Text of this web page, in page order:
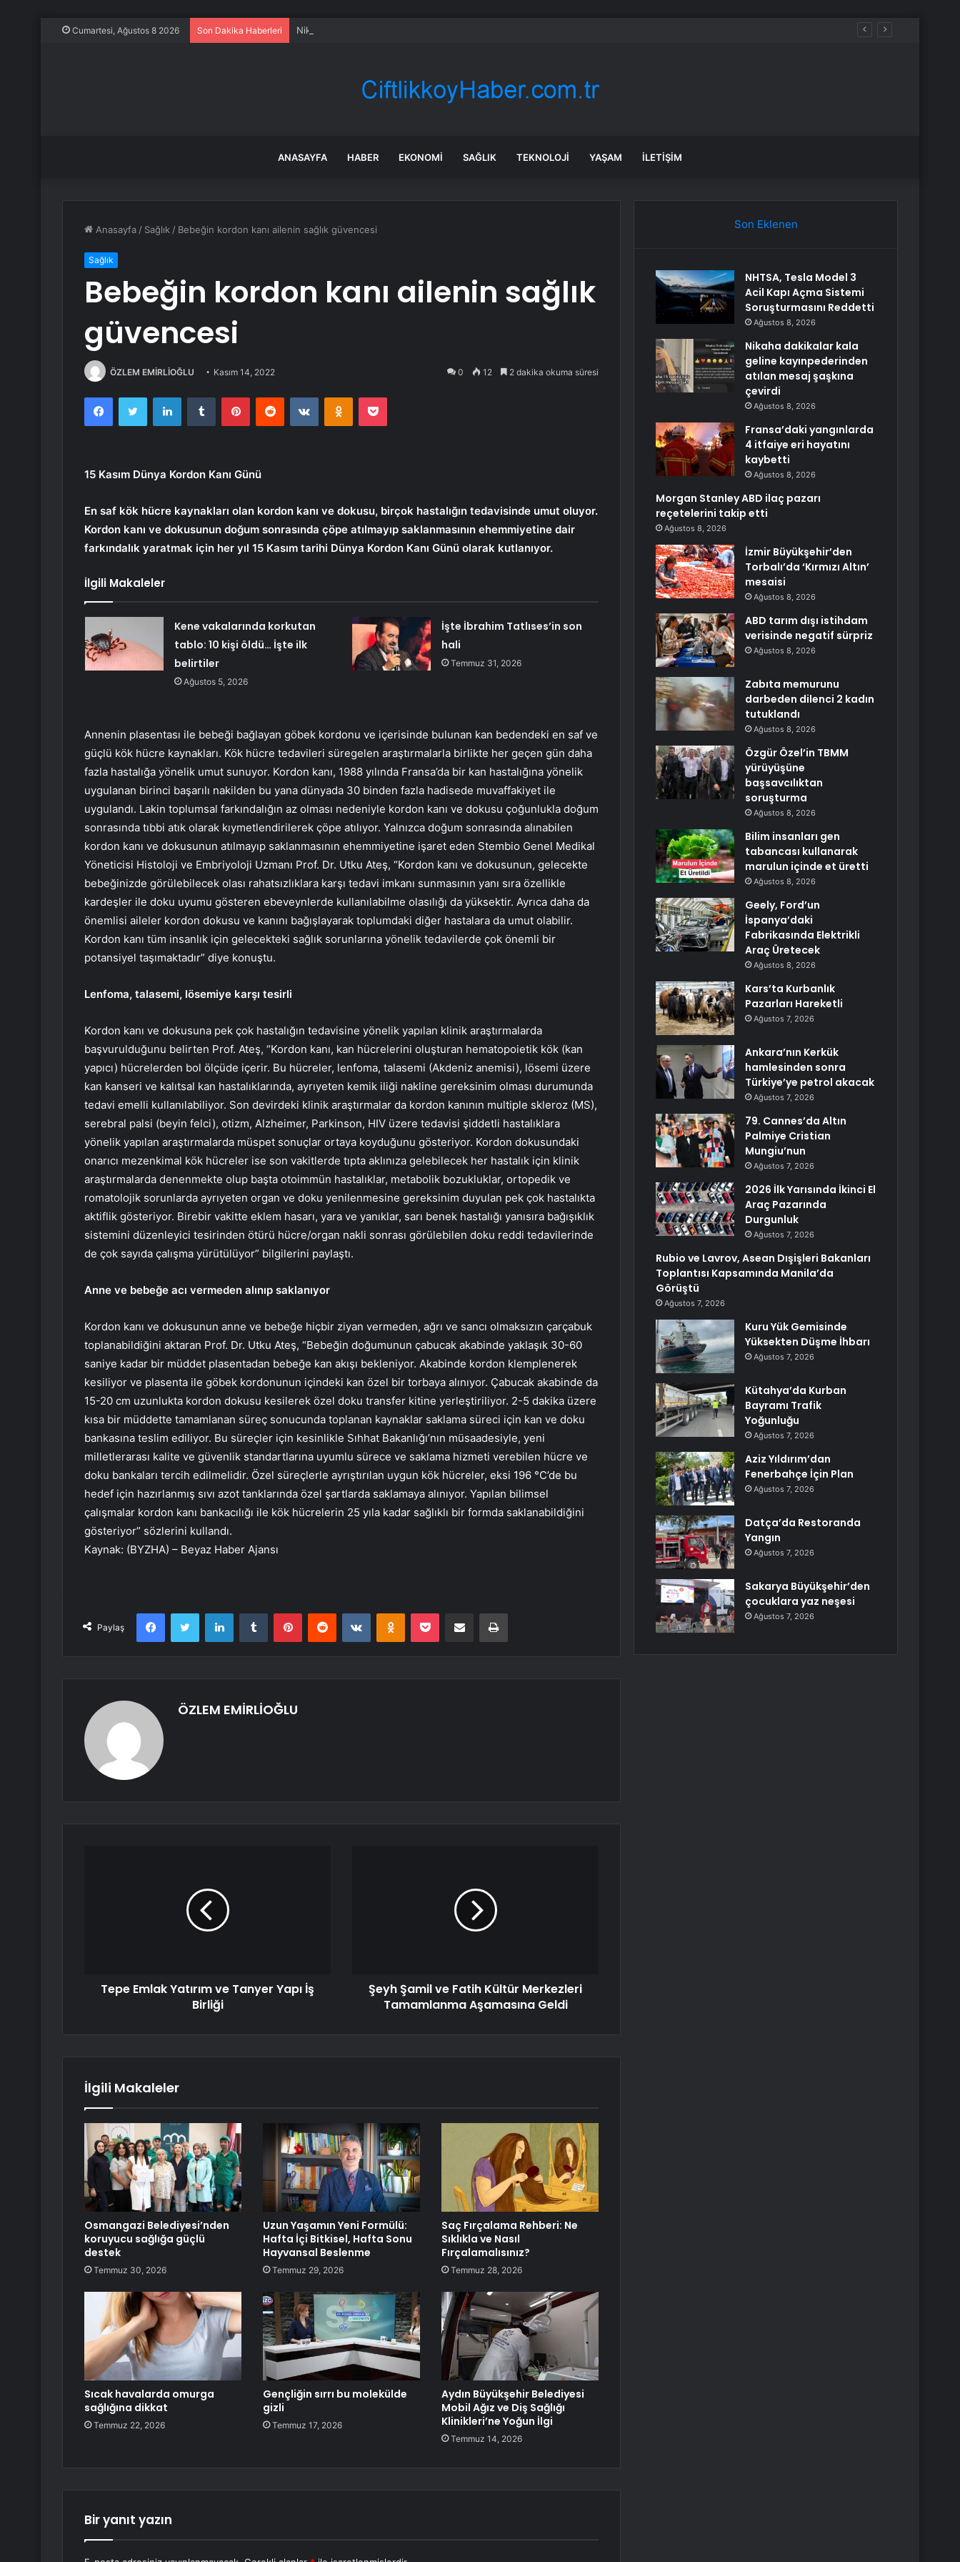
Cumartesi, Ağustos 8 2026 Son Dakika Haberleri Nikaha dakikalar kala geline kayınpederinden atılan mesaj şaşkına çevirdi
ANASAYFA HABER EKONOMI SAĞLIK TEKNOLOJI YAŞAM İLETIŞIM
Anasayfa / Sağlık / Bebeğin kordon kanı ailenin sağlık güvencesi
Sağlık
Bebeğin kordon kanı ailenin sağlık
güvencesi
ÖZLEM EMİRLİOĞLU Kasım 14, 2022 0 12 2 dakika okuma süresi
FacebookTwitter LinkedInTumblr PinterestReddit VKontakteOdnoklassniki
Pocket
15 Kasım Dünya Kordon Kanı Günü
En saf kök hücre kaynakları olan kordon kanı ve dokusu, birçok hastalığın tedavisinde umut oluyor.
Kordon kanı ve dokusunun doğum sonrasında çöpe atılmayıp saklanmasının ehemmiyetine dair
farkındalık yaratmak için her yıl 15 Kasım tarihi Dünya Kordon Kanı Günü olarak kutlanıyor.
İlgili Makaleler
Kene vakalarında korkutan
tablo: 10 kişi öldü… İşte ilk
belirtiler
Ağustos 5, 2026
İşte İbrahim Tatlıses’in son
hali
Temmuz 31, 2026
Annenin plasentası ile bebeği bağlayan göbek kordonu ve içerisinde bulunan kan bedendeki en saf ve
güçlü kök hücre kaynakları. Kök hücre tedavileri süregelen araştırmalarla birlikte her geçen gün daha
fazla hastalığa yönelik umut sunuyor. Kordon kanı, 1988 yılında Fransa’da bir kan hastalığına yönelik
uygulanan birinci başarılı nakilden bu yana dünyada 30 binden fazla hadisede muvaffakiyet ile
uygulandı. Lakin toplumsal farkındalığın az olması nedeniyle kordon kanı ve dokusu çoğunlukla doğum
sonrasında tıbbi atık olarak kıymetlendirilerek çöpe atılıyor. Yalnızca doğum sonrasında alınabilen
kordon kanı ve dokusunun atılmayıp saklanmasının ehemmiyetine işaret eden Stembio Genel Medikal
Yöneticisi Histoloji ve Embriyoloji Uzmanı Prof. Dr. Utku Ateş, “Kordon kanı ve dokusunun, gelecekte
bebeğinizde görülebilecek olası rahatsızlıklara karşı tedavi imkanı sunmasının yanı sıra özellikle
kardeşler ile doku uyumu gösteren ebeveynlerde kullanılabilme olasılığı da yüksektir. Ayrıca daha da
önemlisi aileler kordon dokusu ve kanını bağışlayarak toplumdaki diğer hastalara da umut olabilir.
Kordon kanı tüm insanlık için gelecekteki sağlık sorunlarına yönelik tedavilerde çok önemli bir
potansiyel taşımaktadır” diye konuştu.
Lenfoma, talasemi, lösemiye karşı tesirli
Kordon kanı ve dokusuna pek çok hastalığın tedavisine yönelik yapılan klinik araştırmalarda
başvurulduğunu belirten Prof. Ateş, “Kordon kanı, kan hücrelerini oluşturan hematopoietik kök (kan
yapıcı) hücrelerden bol ölçüde içerir. Bu hücreler, lenfoma, talasemi (Akdeniz anemisi), lösemi üzere
kan kanseri ve kalıtsal kan hastalıklarında, ayrıyeten kemik iliği nakline gereksinim olması durumunda
tedavi emelli kullanılabiliyor. Son devirdeki klinik araştırmalar da kordon kanının multiple skleroz (MS),
serebral palsi (beyin felci), otizm, Alzheimer, Parkinson, HIV üzere tedavisi şiddetli hastalıklara
yönelik yapılan araştırmalarda müspet sonuçlar ortaya koyduğunu gösteriyor. Kordon dokusundaki
onarıcı mezenkimal kök hücreler ise son vakitlerde tıpta aklınıza gelebilecek her hastalık için klinik
araştırmalarda denenmekte olup başta otoimmün hastalıklar, metabolik bozukluklar, ortopedik ve
romatolojik sorunlarda ayrıyeten organ ve doku yenilenmesine gereksinim duyulan pek çok hastalıkta
aktiflik gösteriyor. Birebir vakitte eklem hasarı, yara ve yanıklar, sarı benek hastalığı yanısıra bağışıklık
sistemini düzenleyici tesirinden ötürü hücre/organ nakli sonrası görülebilen doku reddi tedavilerinde
de çok sayıda çalışma yürütülüyor” bilgilerini paylaştı.
Anne ve bebeğe acı vermeden alınıp saklanıyor
Kordon kanı ve dokusunun anne ve bebeğe hiçbir ziyan vermeden, ağrı ve sancı olmaksızın çarçabuk
toplanabildiğini aktaran Prof. Dr. Utku Ateş, “Bebeğin doğumunun çabucak akabinde yaklaşık 30-60
saniye kadar bir müddet plasentadan bebeğe kan akışı bekleniyor. Akabinde kordon klemplenerek
kesiliyor ve plasenta ile göbek kordonunun içindeki kan özel bir torbaya alınıyor. Çabucak akabinde da
15-20 cm uzunlukta kordon dokusu kesilerek özel doku transfer kitine yerleştiriliyor. 2-5 dakika üzere
kısa bir müddette tamamlanan süreç sonucunda toplanan kaynaklar saklama süreci için kan ve doku
bankasına teslim ediliyor. Bu süreçler için kesinlikle Sıhhat Bakanlığı’nın müsaadesiyle, yeni
milletlerarası kalite ve güvenlik standartlarına uyumlu sürece ve saklama hizmeti verebilen hücre ve
doku bankaları tercih edilmelidir. Özel süreçlerle ayrıştırılan uygun kök hücreler, eksi 196 °C’de bu
hedef için hazırlanmış sıvı azot tanklarında özel şartlarda saklamaya alınıyor. Yapılan bilimsel
çalışmalar kordon kanı bankacılığı ile kök hücrelerin 25 yıla kadar sağlıklı bir formda saklanabildiğini
gösteriyor” sözlerini kullandı.
Kaynak: (BYZHA) – Beyaz Haber Ajansı
Paylaş
FacebookTwitter LinkedInTumblr PinterestReddit VKontakteOdnoklassniki
Pocket E-Posta ile paylaş Yazdır
ÖZLEM EMİRLİOĞLU
Tepe Emlak Yatırım ve Tanyer Yapı İş
Birliği
Şeyh Şamil ve Fatih Kültür Merkezleri
Tamamlanma Aşamasına Geldi
İlgili Makaleler
Osmangazi Belediyesi’nden
koruyucu sağlığa güçlü
destek
Temmuz 30, 2026
Uzun Yaşamın Yeni Formülü:
Hafta İçi Bitkisel, Hafta Sonu
Hayvansal Beslenme
Temmuz 29, 2026
Saç Fırçalama Rehberi: Ne
Sıklıkla ve Nasıl
Fırçalamalısınız?
Temmuz 28, 2026
Sıcak havalarda omurga
sağlığına dikkat
Temmuz 22, 2026
Gençliğin sırrı bu molekülde
gizli
Temmuz 17, 2026
Aydın Büyükşehir Belediyesi
Mobil Ağız ve Diş Sağlığı
Klinikleri’ne Yoğun İlgi
Temmuz 14, 2026
Bir yanıt yazın
Son Eklenen
NHTSA, Tesla Model 3
Acil Kapı Açma Sistemi
Soruşturmasını Reddetti
Ağustos 8, 2026
Nikaha dakikalar kala
geline kayınpederinden
atılan mesaj şaşkına
çevirdi
Ağustos 8, 2026
Fransa’daki yangınlarda
4 itfaiye eri hayatını
kaybetti
Ağustos 8, 2026
Morgan Stanley ABD ilaç pazarı
reçetelerini takip etti
Ağustos 8, 2026
İzmir Büyükşehir’den
Torbalı’da ‘Kırmızı Altın’
mesaisi
Ağustos 8, 2026
ABD tarım dışı istihdam
verisinde negatif sürpriz
Ağustos 8, 2026
Zabıta memurunu
darbeden dilenci 2 kadın
tutuklandı
Ağustos 8, 2026
Özgür Özel’in TBMM
yürüyüşüne
başsavcılıktan
soruşturma
Ağustos 8, 2026
Bilim insanları gen
tabancası kullanarak
marulun içinde et üretti
Ağustos 8, 2026
Geely, Ford’un
İspanya’daki
Fabrikasında Elektrikli
Araç Üretecek
Ağustos 8, 2026
Kars’ta Kurbanlık
Pazarları Hareketli
Ağustos 7, 2026
Ankara’nın Kerkük
hamlesinden sonra
Türkiye’ye petrol akacak
Ağustos 7, 2026
79. Cannes’da Altın
Palmiye Cristian
Mungiu’nun
Ağustos 7, 2026
2026 İlk Yarısında İkinci El
Araç Pazarında
Durgunluk
Ağustos 7, 2026
Rubio ve Lavrov, Asean Dışişleri Bakanları
Toplantısı Kapsamında Manila’da
Görüştü
Ağustos 7, 2026
Kuru Yük Gemisinde
Yüksekten Düşme İhbarı
Ağustos 7, 2026
Kütahya’da Kurban
Bayramı Trafik
Yoğunluğu
Ağustos 7, 2026
Aziz Yıldırım’dan
Fenerbahçe İçin Plan
Ağustos 7, 2026
Datça’da Restoranda
Yangın
Ağustos 7, 2026
Sakarya Büyükşehir’den
çocuklara yaz neşesi
Ağustos 7, 2026